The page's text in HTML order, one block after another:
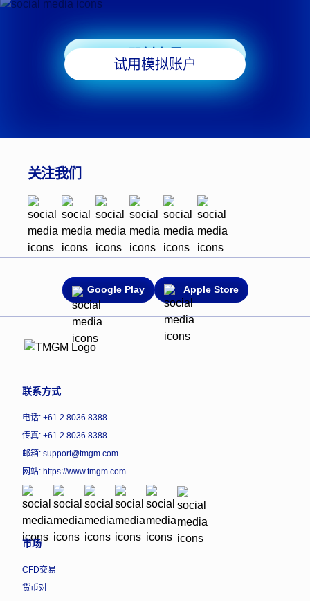
即刻交易
试用模拟账户
关注我们
Google Play Apple Store
联系方式
电话: +61 2 8036 8388
传真: +61 2 8036 8388
邮箱: support@tmgm.com
网站: https://www.tmgm.com
市场
CFD交易
货币对